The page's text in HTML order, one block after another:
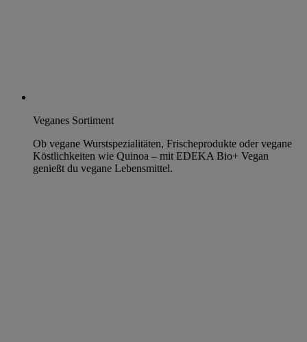
Veganes Sortiment
Ob vegane Wurstspezialitäten, Frischeprodukte oder vegane
Köstlichkeiten wie Quinoa – mit EDEKA Bio+ Vegan
genießt du vegane Lebensmittel.